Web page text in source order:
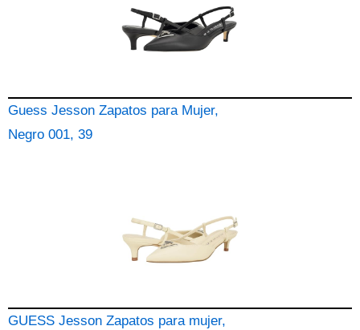
Guess Jesson Zapatos para Mujer,
Negro 001, 39
GUESS Jesson Zapatos para mujer,